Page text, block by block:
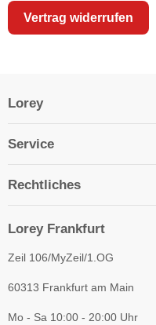
Vertrag widerrufen
Lorey
Service
Rechtliches
Lorey Frankfurt
Zeil 106/MyZeil/1.OG
60313 Frankfurt am Main
Mo - Sa 10:00 - 20:00 Uhr